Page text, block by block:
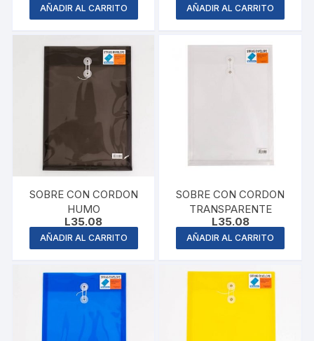
AÑADIR AL CARRITO AÑADIR AL CARRITO
SOBRE CON CORDON
HUMO
L35.08
AÑADIR AL CARRITO
SOBRE CON CORDON
TRANSPARENTE
L35.08
AÑADIR AL CARRITO